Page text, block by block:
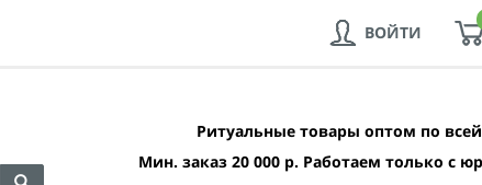
ВОЙТИ
Ритуальные товары оптом по
Мин. заказ 20 000 р. Работаем только с